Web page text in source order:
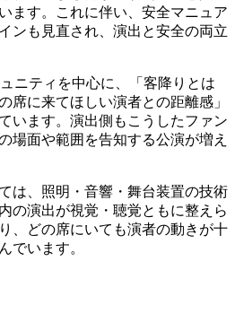
ます。これに伴い、安全マニュア
ンも見直され、演出と安全の両立
ニティを中心に、「客降りとは
席に来てほしい演者との距離感」
います。演出側もこうしたファン
場面や範囲を告知する公演が増え
は、照明・音響・舞台装置の技術
の演出が視覚・聴覚ともに整えら
、どの席にいても演者の動きが十
でいます。